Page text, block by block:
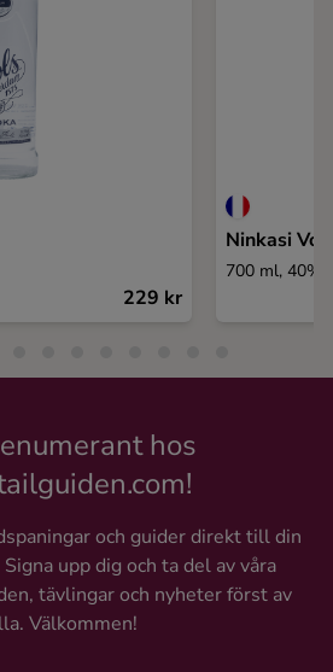
229 kr
Ninkasi
700 ml, 40%
hos
och guider direkt till din
upp dig och ta del av våra
tävlingar och nyheter först av
Välkommen!